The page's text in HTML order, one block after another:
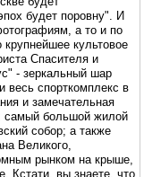
будет поровну". И
а то и по
культовое
Спасителя и
- зеркальный шар
весь спорткомплекс в
и замечательная
самый большой жилой
собор; а также
Великого,
рынком на крыше,
Кстати, вы знаете, что